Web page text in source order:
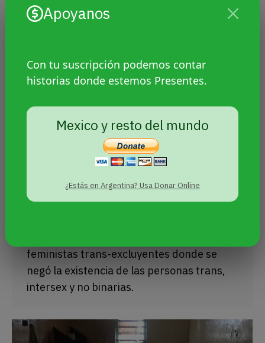
Apoyanos
Con tu suscripción podemos contar
historias donde estemos Presentes.
Mexico y resto del mundo
¿Estás en Argentina? Usa Donar Online
Protestan contra discursos de odio
emitidos en la Universidad Autónoma
Sin categoría PorAgencia Presentes 29 marzo, 2022
feministas trans-excluyentes donde se
negó la existencia de las personas trans,
intersex y no binarias.